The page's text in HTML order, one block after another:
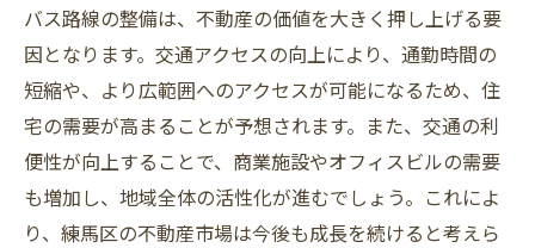
バス路線の整備は、不動産の価値を大きく押し上げる要
因となります。交通アクセスの向上により、通勤時間の
短縮や、より広範囲へのアクセスが可能になるため、住
宅の需要が高まることが予想されます。また、交通の利
便性が向上することで、商業施設やオフィスビルの需要
も増加し、地域全体の活性化が進むでしょう。これによ
り、練馬区の不動産市場は今後も成長を続けると考えら